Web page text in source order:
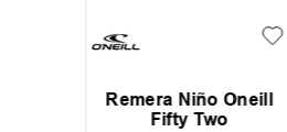
Remera Niño Oneill
Fifty Two